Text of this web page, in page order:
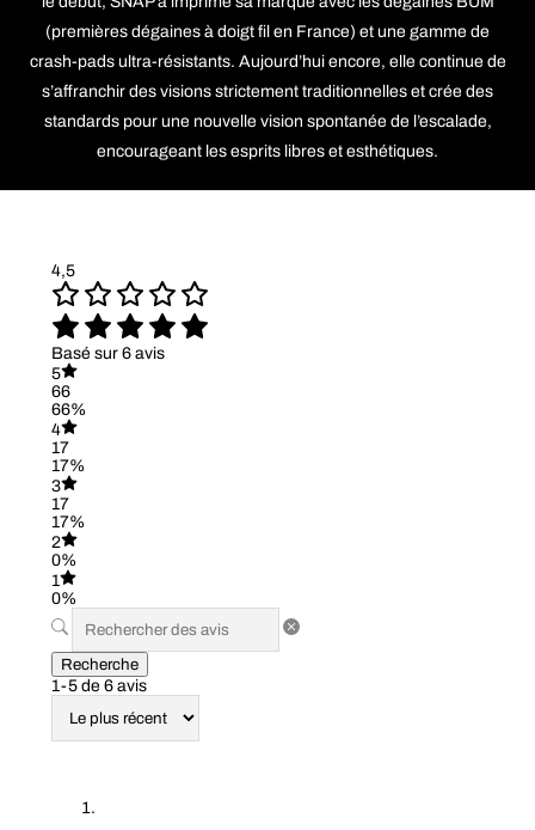
(premières dégaines à doigt fil en France) et une gamme de
crash-pads ultra-résistants. Aujourd’hui encore, elle continue de
s’affranchir des visions strictement traditionnelles et crée des
standards pour une nouvelle vision spontanée de l’escalade,
encourageant les esprits libres et esthétiques.
4,5
Basé sur 6 avis
5
66
66%
4
17
17%
3
17
17%
2
0%
1
0%
Recherche
1-5 de 6 avis